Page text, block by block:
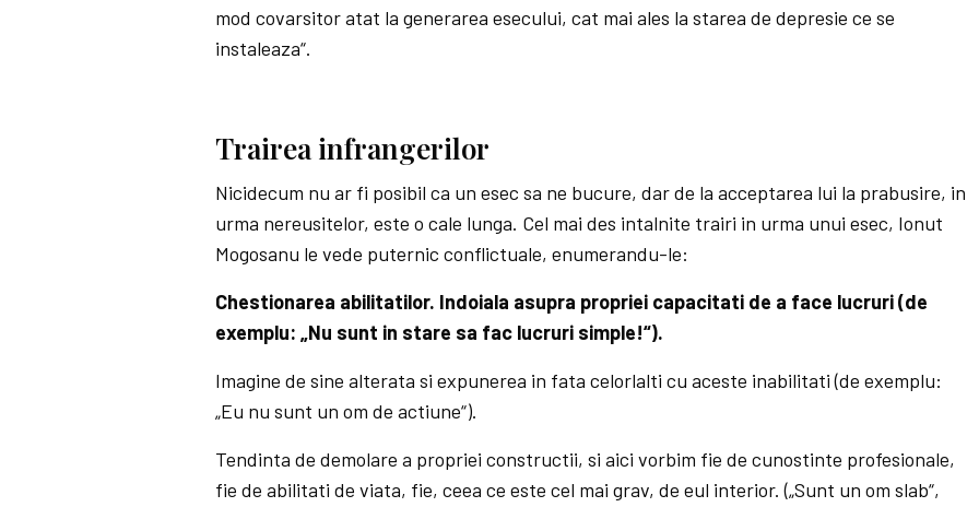
mod covarsitor atat la generarea esecului, cat mai ales la starea de depresie ce se
instaleaza“.
Trairea infrangerilor
Nicidecum nu ar fi posibil ca un esec sa ne bucure, dar de la acceptarea lui la prabusire, in
urma nereusitelor, este o cale lun­ga. Cel mai des intalnite tra­­iri in urma unui esec, Ionut
Mo­gosanu le vede puternic con­flictuale, enumerandu-le:
Chestionarea abilitatilor. Indoiala asupra propriei capacitati de a face lucruri (de
exemplu: „Nu sunt in stare sa fac lucruri simple!“).
Imagine de sine alterata si expunerea in fata celorlalti cu aceste inabilitati (de exemplu:
„Eu nu sunt un om de actiune“).
Tendinta de demolare a propriei constructii, si aici vorbim fie de cunostinte profesionale,
fie de abilitati de viata, fie, ceea ce este cel mai grav, de eul interior. („Sunt un om slab“,